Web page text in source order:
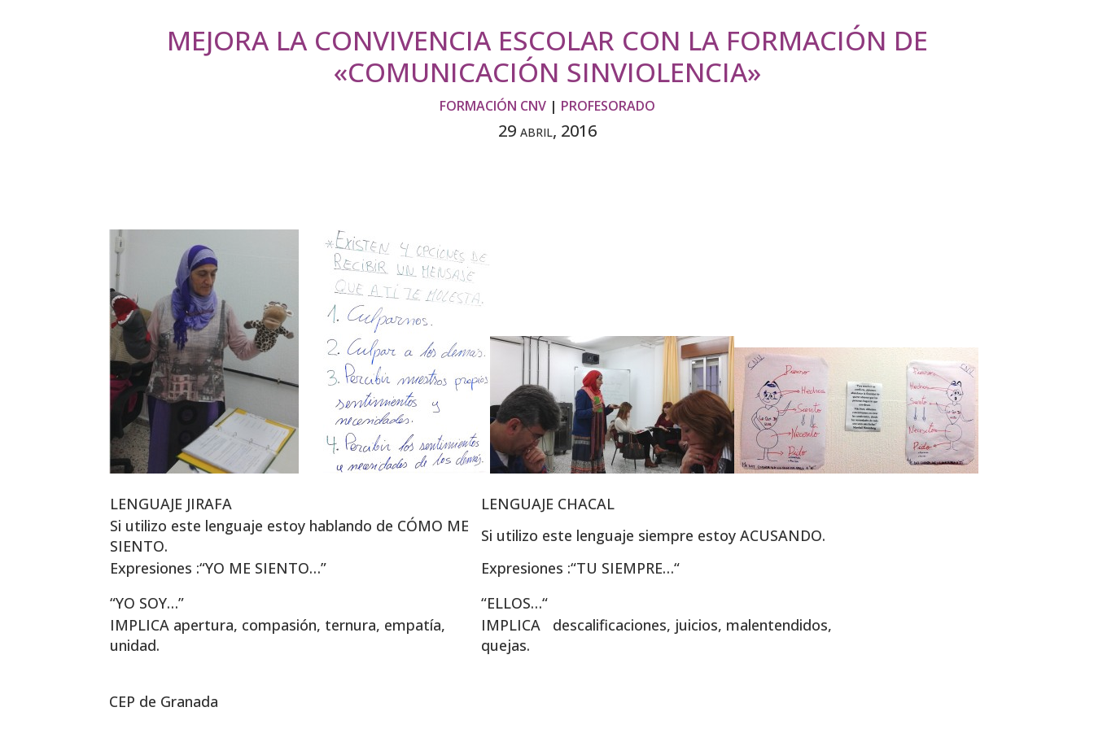
MEJORA LA CONVIVENCIA ESCOLAR CON LA FORMACIÓN DE
«COMUNICACIÓN SINVIOLENCIA»
FORMACIÓN CNV| PROFESORADO
29 abril, 2016
LENGUAJE JIRAFA
LENGUAJE CHACAL
Si utilizo este lenguaje estoy hablando de CÓMO ME
SIENTO.
Si utilizo este lenguaje siempre estoy ACUSANDO.
Expresiones :“YO ME SIENTO…”
“YO SOY…”
Expresiones :“TU SIEMPRE…“
“ELLOS…“
IMPLICA apertura, compasión, ternura, empatía,
unidad.
IMPLICA descalificaciones, juicios, malentendidos,
quejas.
CEP de Granada